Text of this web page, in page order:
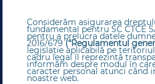
Considerăm asigurarea
fundamental pentru SC CTCE
pentru a prelucra datele
2016/679(“Regulamentul
legislație aplicabilă pe
cadru legal îl reprezintă
informăm despre modul în
caracter personal atunci când
noastre web.